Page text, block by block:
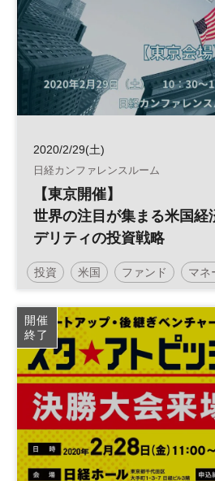
2020/2/29(土)
日経カンファレンスルーム
【東京開催】
世界の注目が集まる米国経
デリティの投資戦略
投資 米国 ファンド マネ
投資信託 参加無料
土日祝開
開催
終了